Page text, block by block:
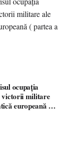
ocupația
victorii militare
europeană (